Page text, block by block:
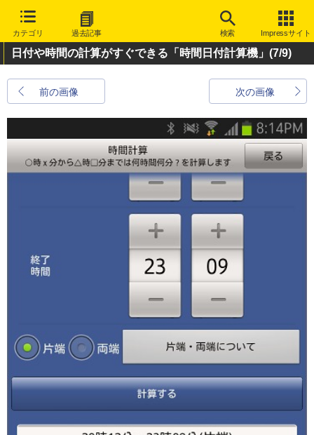
カテゴリ 過去記事 検索 Impressサイト
日付や時間の計算がすぐできる「時間日付計算機」 (7/9)
前の画像 次の画像